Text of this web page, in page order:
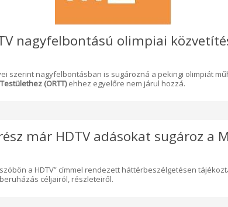
nagyfelbontású olimpiai
szerint nagyfelbontásban is sugározná a pekingi olimpiát
(ORTT)ehhez egyelőre nem járul hozzá.
már HDTV adásokat sugároz a
a HDTV” címmel rendezett háttérbeszélgetésen
céljairól, részleteiről.